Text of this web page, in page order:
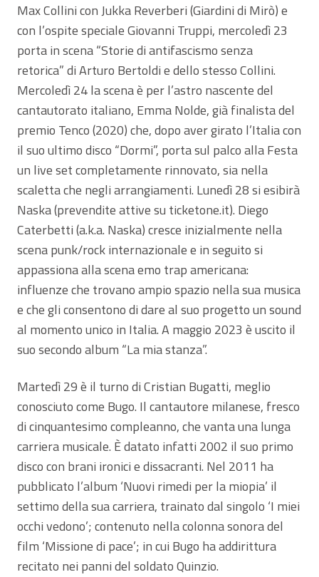
Max Collini con Jukka Reverberi (Giardini di Mirò) e
con l’ospite speciale Giovanni Truppi, mercoledì 23
porta in scena “Storie di antifascismo senza
retorica” di Arturo Bertoldi e dello stesso Collini.
Mercoledì 24 la scena è per l’astro nascente del
cantautorato italiano, Emma Nolde, già finalista del
premio Tenco (2020) che, dopo aver girato l’Italia con
il suo ultimo disco “Dormi”, porta sul palco alla Festa
un live set completamente rinnovato, sia nella
scaletta che negli arrangiamenti. Lunedì 28 si esibirà
Naska (prevendite attive su ticketone.it). Diego
Caterbetti (a.k.a. Naska) cresce inizialmente nella
scena punk/rock internazionale e in seguito si
appassiona alla scena emo trap americana:
influenze che trovano ampio spazio nella sua musica
e che gli consentono di dare al suo progetto un sound
al momento unico in Italia. A maggio 2023 è uscito il
suo secondo album “La mia stanza”.
Martedì 29 è il turno di Cristian Bugatti, meglio
conosciuto come Bugo. Il cantautore milanese, fresco
di cinquantesimo compleanno, che vanta una lunga
carriera musicale. È datato infatti 2002 il suo primo
disco con brani ironici e dissacranti. Nel 2011 ha
pubblicato l’album ‘Nuovi rimedi per la miopia’ il
settimo della sua carriera, trainato dal singolo ‘I miei
occhi vedono’; contenuto nella colonna sonora del
film ‘Missione di pace’; in cui Bugo ha addirittura
recitato nei panni del soldato Quinzio.